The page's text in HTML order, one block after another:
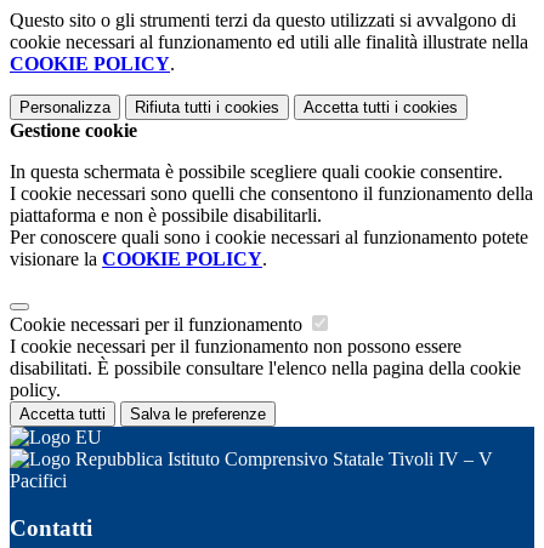
Questo sito o gli strumenti terzi da questo utilizzati si avvalgono di
cookie necessari al funzionamento ed utili alle finalità illustrate nella
COOKIE POLICY.
Personalizza Rifiuta tutti i cookies Accetta tutti i cookies
Gestione cookie
In questa schermata è possibile scegliere quali cookie consentire.
I cookie necessari sono quelli che consentono il funzionamento della
piattaforma e non è possibile disabilitarli.
Per conoscere quali sono i cookie necessari al funzionamento potete
visionare la COOKIE POLICY.
Cookie necessari per il funzionamento
I cookie necessari per il funzionamento non possono essere
disabilitati. È possibile consultare l'elenco nella pagina della cookie
policy.
Accetta tutti Salva le preferenze
Istituto Comprensivo Statale Tivoli IV – V
Pacifici
Contatti